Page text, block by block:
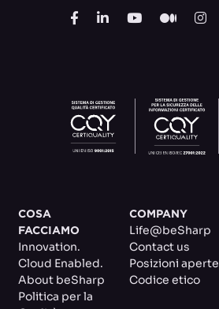
COSA
FACCIAMO
Innovation.
Cloud Enabled.
About beSharp
Politica per la
COMPANY
Life@beSharp
Contact us
Posizioni aperte
Codice etico